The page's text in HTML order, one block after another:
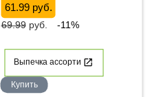
61.99 руб.
69.99руб. -11%
Выпечка ассорти
Купить